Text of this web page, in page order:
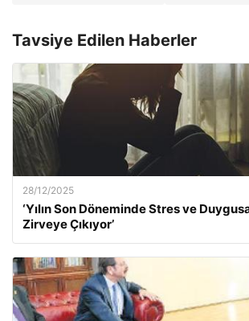
Tavsiye Edilen Haberler
28/12/2025
‘Yılın Son Döneminde Stres ve
Zirveye Çıkıyor’